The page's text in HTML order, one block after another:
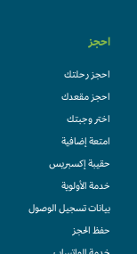
احجز
احجز رحلتك
احجز مقعدك
اختر وجبتك
امتعة إضافية
حقيبة إكسبريس
خدمة الأولوية
بيانات تسجيل الوصول
حفظ الحجز